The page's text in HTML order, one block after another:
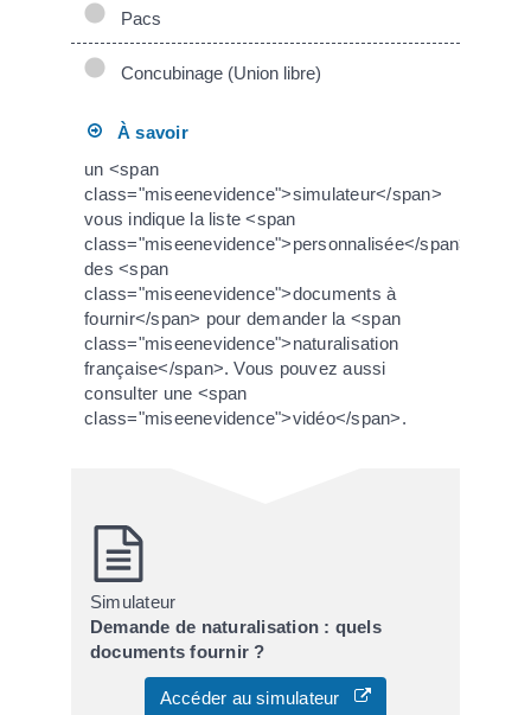
Pacs
Concubinage (Union libre)
À savoir
un <span
class="miseenevidence">simulateur</span>
vous indique la liste <span
class="miseenevidence">personnalisée</span>
des <span
class="miseenevidence">documents à
fournir</span> pour demander la <span
class="miseenevidence">naturalisation
française</span>. Vous pouvez aussi
consulter une <span
class="miseenevidence">vidéo</span>.
Simulateur
Demande de naturalisation : quels
documents fournir ?
Accéder au simulateur